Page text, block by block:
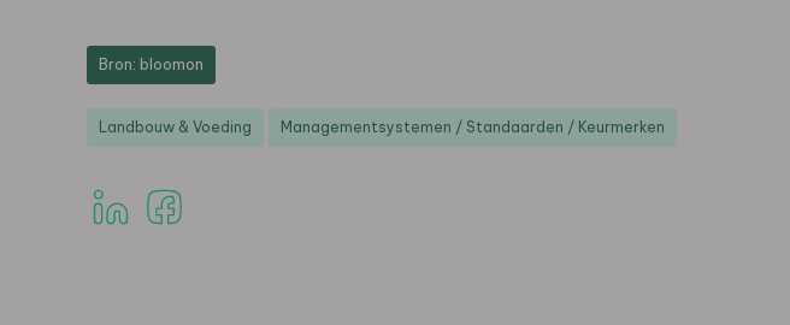
Bron: bloomon
Landbouw & Voeding Managementsystemen / Standaarden / Keurmerken